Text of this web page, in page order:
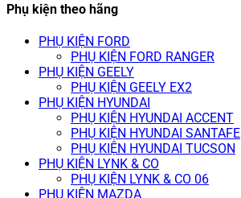
Phụ kiện theo hãng
PHỤ KIỆN FORD
PHỤ KIỆN FORD RANGER
PHỤ KIỆN GEELY
PHỤ KIỆN GEELY EX2
PHỤ KIỆN HYUNDAI
PHỤ KIỆN HYUNDAI ACCENT
PHỤ KIỆN HYUNDAI SANTAFE
PHỤ KIỆN HYUNDAI TUCSON
PHỤ KIỆN LYNK & CO
PHỤ KIỆN LYNK & CO 06
PHỤ KIỆN MAZDA